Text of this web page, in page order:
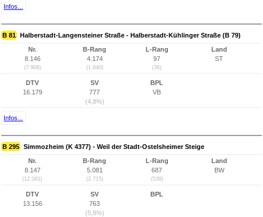
Infos...
B 81 Halberstadt-Langensteiner Straße - Halberstadt-Kühlinger Straße (B 79)
Nr.
8.146
(7.908)
B-Rang
4.174
(1.840)
L-Rang
97
(36)
Land
ST
DTV
16.179
SV
777
(4,8%)
BPL
VB
Infos...
B 295 Simmozheim (K 4377) - Weil der Stadt-Ostelsheimer Steige
Nr.
8.147
(12.081)
B-Rang
5.081
(2.715)
L-Rang
687
(539)
Land
BW
DTV
13.156
SV
763
(5,8%)
BPL